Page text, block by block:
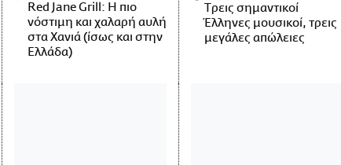
Red Jane Grill: Η πιο
νόστιμη και χαλαρή αυλή
στα Χανιά (ίσως και στην
Ελλάδα)
Tρεις σημαντικοί
Έλληνες μουσικοί, τρεις
μεγάλες απώλειες